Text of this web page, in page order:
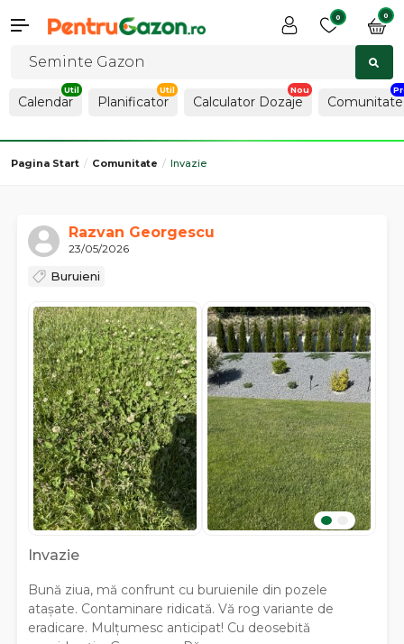
0 0
Calendar Planificator Calculator Dozaje Comunitate
Pagina Start Comunitate Invazie
Razvan Georgescu
23/05/2026
Buruieni
Invazie
Bună ziua, mă confrunt cu buruienile din pozele
atașate. Contaminare ridicată. Vă rog variante de
eradicare. Mulțumesc anticipat! Cu deosebită